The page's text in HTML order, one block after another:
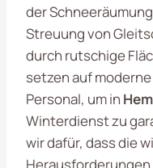
der
Streuung von
durch rutschige
setzen auf
Personal, um in
Winterdienst zu
wir dafür, dass die